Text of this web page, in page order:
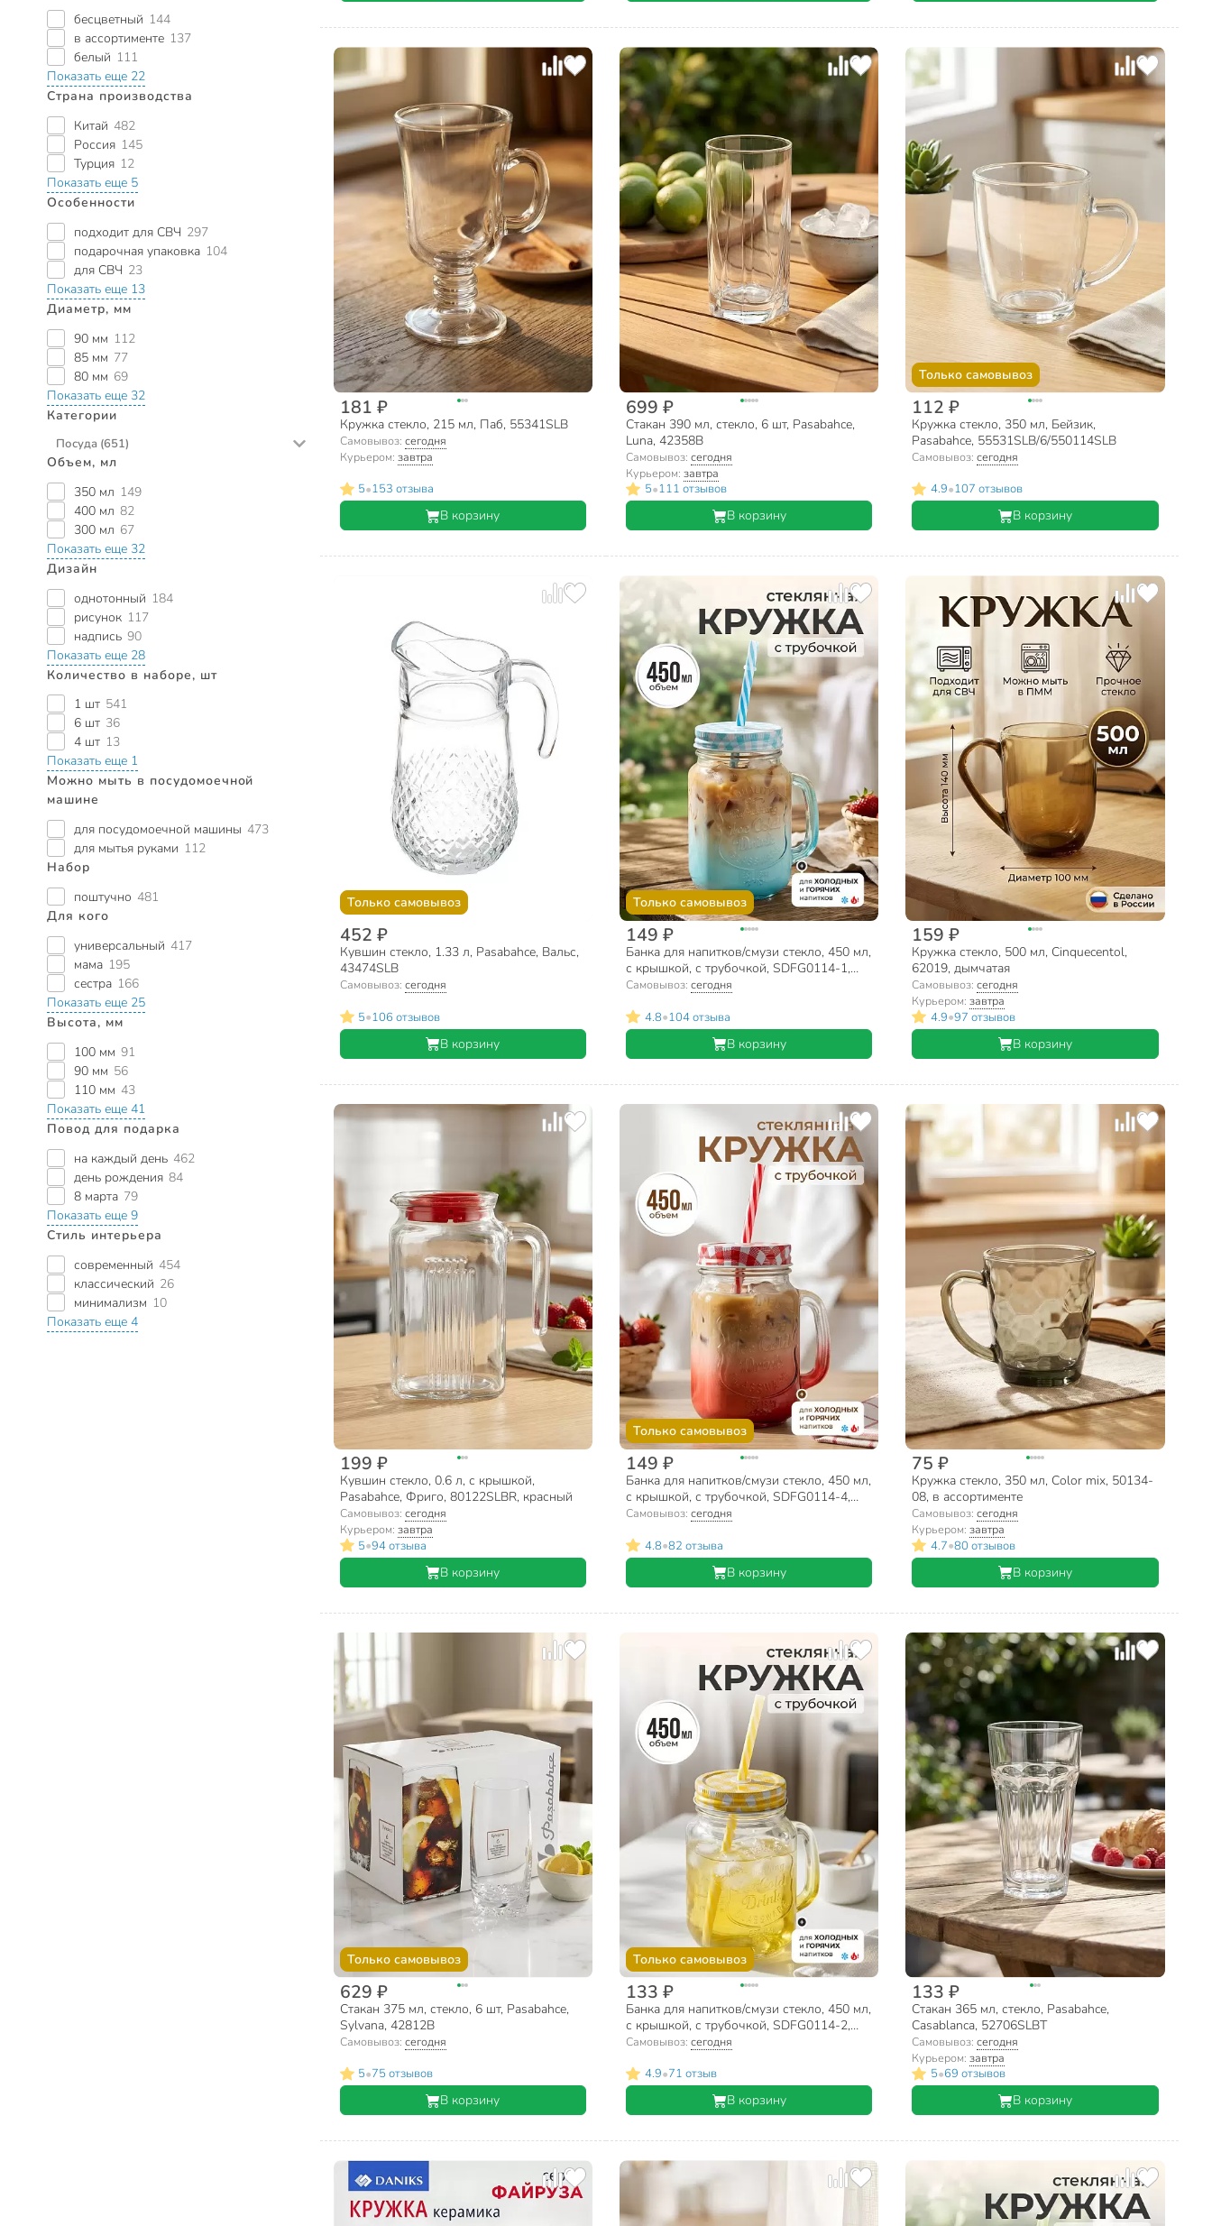
бесцветный 144
в ассортименте 137
белый 111
Показать еще 22
Страна производства
Китай 482
Россия 145
Турция 12
Показать еще 5
Особенности
подходит для СВЧ 297
подарочная упаковка 104
для СВЧ 23
Показать еще 13
Диаметр, мм
90 мм 112
85 мм 77
80 мм 69
Показать еще 32
Категории
Посуда (651)
Посуда для напитков
Кружки
Стаканы
Кувшины
Наборы для сока
Графины
Столовая посуда
Бульонницы
Объем, мл
350 мл 149
400 мл 82
300 мл 67
Показать еще 32
Дизайн
однотонный 184
рисунок 117
надпись 90
Показать еще 28
Количество в наборе, шт
1 шт 541
6 шт 36
4 шт 13
Показать еще 1
Можно мыть в посудомоечной
машине
для посудомоечной машины 473
для мытья руками 112
Набор
поштучно 481
Для кого
универсальный 417
мама 195
сестра 166
Показать еще 25
Высота, мм
100 мм 91
90 мм 56
110 мм 43
Показать еще 41
Повод для подарка
на каждый день 462
день рождения 84
8 марта 79
Показать еще 9
Стиль интерьера
современный 454
классический 26
минимализм 10
Показать еще 4
181 ₽
Кружка стекло, 215 мл, Паб, 55341SLB
Самовывоз: сегодня
Курьером: завтра
5•153 отзыва
В корзину
699 ₽
Стакан 390 мл, стекло, 6 шт, Pasabahce,
Luna, 42358B
Самовывоз: сегодня
Курьером: завтра
5•111 отзывов
В корзину
Только самовывоз
112 ₽
Кружка стекло, 350 мл, Бейзик,
Pasabahce, 55531SLB/6/550114SLB
Самовывоз:сегодня
4.9•107 отзывов
В корзину
Только самовывоз
452 ₽
Кувшин стекло, 1.33 л, Pasabahce, Вальс,
43474SLB
Самовывоз: сегодня
5•106 отзывов
В корзину
Только самовывоз
149 ₽
Банка для напитков/смузи стекло, 450 мл,
с крышкой, с трубочкой, SDFG0114-1,
синяя
Самовывоз: сегодня
4.8•104 отзыва
В корзину
159 ₽
Кружка стекло, 500 мл, Cinquecentol,
62019, дымчатая
Самовывоз:сегодня
Курьером:завтра
4.9•97 отзывов
В корзину
199 ₽
Кувшин стекло, 0.6 л, с крышкой,
Pasabahce, Фриго, 80122SLBR, красный
Самовывоз: сегодня
Курьером: завтра
5•94 отзыва
В корзину
Только самовывоз
149 ₽
Банка для напитков/смузи стекло, 450 мл,
с крышкой, с трубочкой, SDFG0114-4,
красная
Самовывоз: сегодня
4.8•82 отзыва
В корзину
75 ₽
Кружка стекло, 350 мл, Color mix, 50134-
08, в ассортименте
Самовывоз:сегодня
Курьером:завтра
4.7•80 отзывов
В корзину
Только самовывоз
629 ₽
Стакан 375 мл, стекло, 6 шт, Pasabahce,
Sylvana, 42812B
Самовывоз: сегодня
5•75 отзывов
В корзину
Только самовывоз
133 ₽
Банка для напитков/смузи стекло, 450 мл,
с крышкой, с трубочкой, SDFG0114-2,
желтая
Самовывоз: сегодня
4.9•71 отзыв
В корзину
133 ₽
Стакан 365 мл, стекло, Pasabahce,
Casablanca, 52706SLBT
Самовывоз:сегодня
Курьером:завтра
5•69 отзывов
В корзину